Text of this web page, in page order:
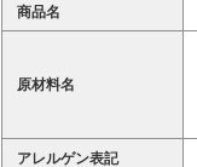
商品名
原材料名
アレルゲン表記